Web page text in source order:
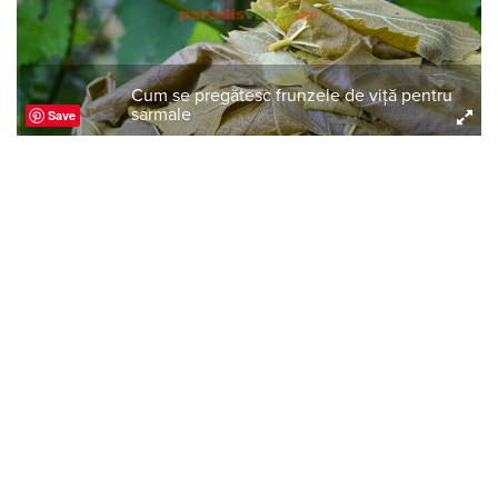
Save
Cum se pregătesc frunzele de viţă pentru
sarmale